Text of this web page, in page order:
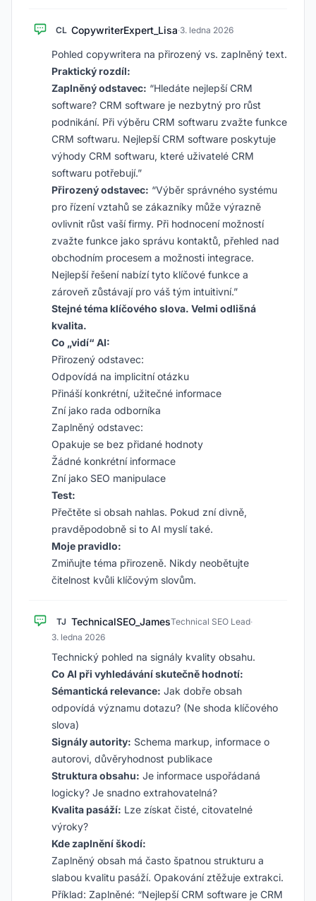
CL CopywriterExpert_Lisa·3. ledna 2026
Pohled copywritera na přirozený vs. zaplněný text.
Praktický rozdíl:
Zaplněný odstavec: “Hledáte nejlepší CRM
software? CRM software je nezbytný pro růst
podnikání. Při výběru CRM softwaru zvažte funkce
CRM softwaru. Nejlepší CRM software poskytuje
výhody CRM softwaru, které uživatelé CRM
softwaru potřebují.”
Přirozený odstavec: “Výběr správného systému
pro řízení vztahů se zákazníky může výrazně
ovlivnit růst vaší firmy. Při hodnocení možností
zvažte funkce jako správu kontaktů, přehled nad
obchodním procesem a možnosti integrace.
Nejlepší řešení nabízí tyto klíčové funkce a
zároveň zůstávají pro váš tým intuitivní.”
Stejné téma klíčového slova. Velmi odlišná
kvalita.
Co „vidí“ AI:
Přirozený odstavec:
Odpovídá na implicitní otázku
Přináší konkrétní, užitečné informace
Zní jako rada odborníka
Zaplněný odstavec:
Opakuje se bez přidané hodnoty
Žádné konkrétní informace
Zní jako SEO manipulace
Test:
Přečtěte si obsah nahlas. Pokud zní divně,
pravděpodobně si to AI myslí také.
Moje pravidlo:
Zmiňujte téma přirozeně. Nikdy neobětujte
čitelnost kvůli klíčovým slovům.
TJ TechnicalSEO_JamesTechnical SEO Lead·
3. ledna 2026
Technický pohled na signály kvality obsahu.
Co AI při vyhledávání skutečně hodnotí:
Sémantická relevance: Jak dobře obsah
odpovídá významu dotazu? (Ne shoda klíčového
slova)
Signály autority: Schema markup, informace o
autorovi, důvěryhodnost publikace
Struktura obsahu: Je informace uspořádaná
logicky? Je snadno extrahovatelná?
Kvalita pasáží: Lze získat čisté, citovatelné
výroky?
Kde zaplnění škodí:
Zaplněný obsah má často špatnou strukturu a
slabou kvalitu pasáží. Opakování ztěžuje extrakci.
Příklad: Zaplněné: “Nejlepší CRM software je CRM